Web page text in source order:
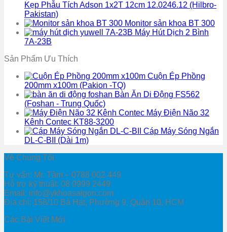
Kẹp Phẫu Tích Adson 1x2T 12cm 12.0246.12 (Hilbro-
Pakistan)
Monitor sản khoa BT 300
Máy Hút Dịch 2 Bình
7A-23B
Sản Phẩm Ưu Thích
Cuộn Ép Phồng
200mm x100m (Pakion -TQ)
Bàn Ăn Di Động FS562
(Foshan - Trung Quốc)
Máy Điện Não 32
Kênh Contec KT88-3200
Cáp Máy Sóng Ngắn
DL-C-BII (Dài 1m)
Về Chúng Tôi
Tư vấn: Mr. Tâm – 0788 002 449
Hỗ trợ kỹ thuật: 08 9999 2449
Email: info@ykhoasaigon.com
Địa chỉ: 158/10 Bà Hạt, Phường 9, Quận 10, HCM
Các Bài Viết Mới